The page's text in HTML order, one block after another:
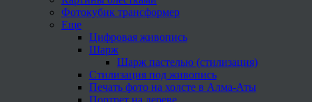
Фотокубик трансформер
Еще
Цифровая живопись
Шарж
Шарж пастелью (стилизация)
Стилизация под живопись
Печать фото на холсте в Алма-Аты
Портрет на дереве